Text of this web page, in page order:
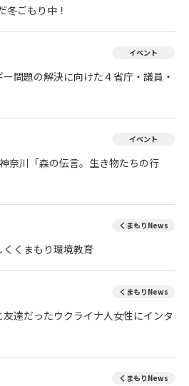
冬ごもり中！
イベント
ー問題の解決に向けた４省庁・議員・
イベント
奈川「森の伝言。生き物たちの行
くまもりNews
くまもり環境教育
くまもりNews
達だったウクライナ人女性にインタ
くまもりNews